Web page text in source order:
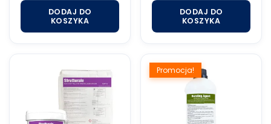
DODAJ DO
KOSZYKA
DODAJ DO
KOSZYKA
Promocja!